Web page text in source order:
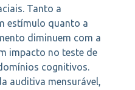
Tanto a
estímulo quanto a
diminuem com a
impacto no teste de
cognitivos.
auditiva mensurável,